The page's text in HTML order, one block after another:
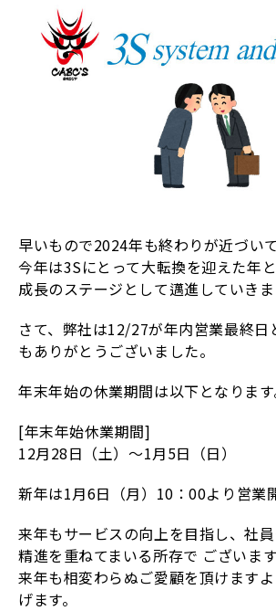
早いもので2024年も終わりが近づい
今年は3Sにとって大転換を迎えた年
成長のステージとして邁進していきま
さて、弊社は12/27が年内営業最終日
もありがとうございました。
年末年始の休業期間は以下となります
[年末年始休業期間]
12月28日（土）～1月5日（日）
新年は1月6日（月）10：00より営業
来年もサービスの向上を目指し、社
精進を重ねてまいる所存で ございます
来年も相変わらぬご愛顧を頂けます
げます。